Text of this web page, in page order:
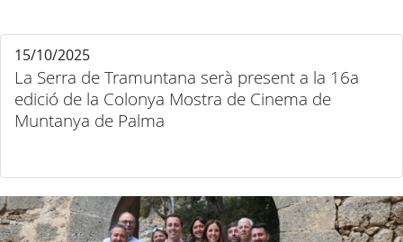
La Serra de Tramuntana serà present a la 16a
edició de la Colonya Mostra de Cinema de
Muntanya de Palma
15/10/2025